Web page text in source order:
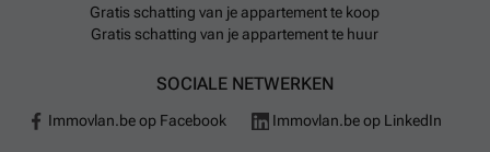
Gratis schatting van je appartement te koop
Gratis schatting van je appartement te huur
SOCIALE NETWERKEN
Immovlan.be op Facebook Immovlan.be op LinkedIn